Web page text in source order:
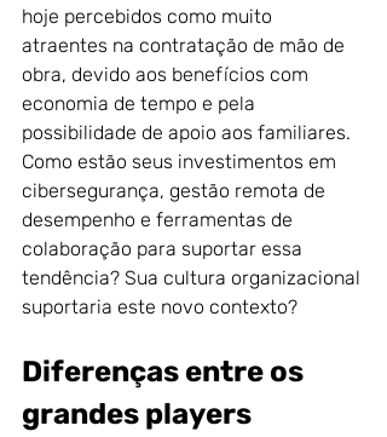
hoje percebidos como muito
atraentes na contratação de mão de
obra, devido aos benefícios com
economia de tempo e pela
possibilidade de apoio aos familiares.
Como estão seus investimentos em
cibersegurança, gestão remota de
desempenho e ferramentas de
colaboração para suportar essa
tendência? Sua cultura organizacional
suportaria este novo contexto?
Diferenças entre os
grandes players